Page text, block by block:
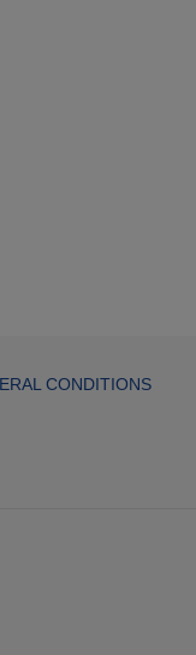
CONDITIONS